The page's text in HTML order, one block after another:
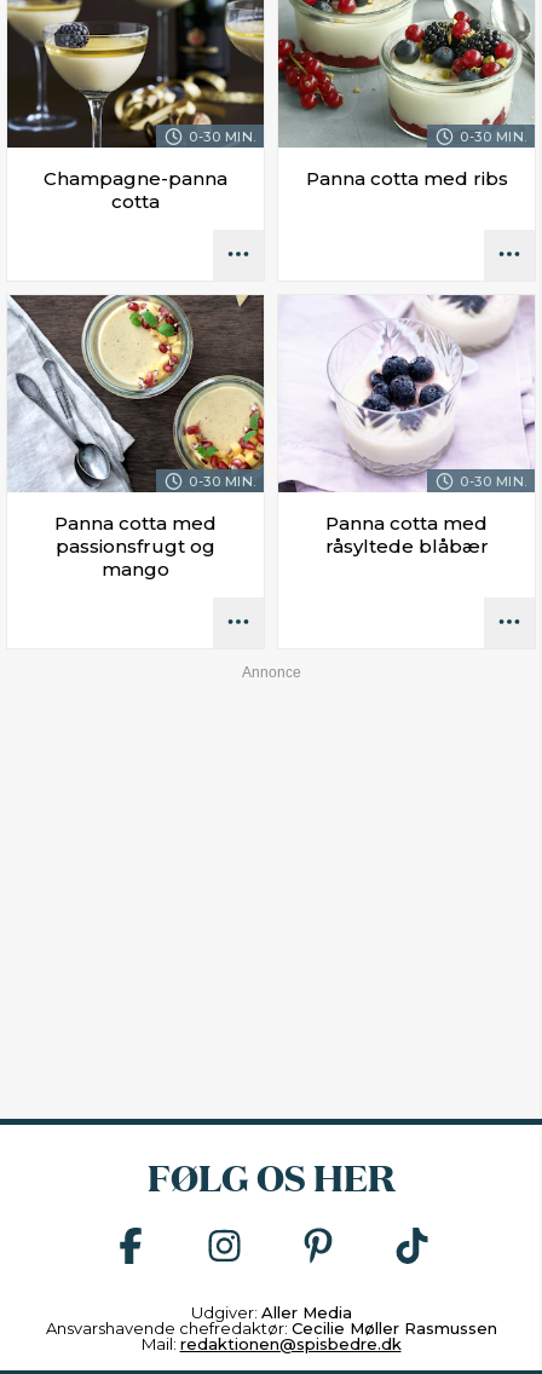
0-30 MIN.
Champagne-panna
cotta
0-30 MIN.
Panna cotta med ribs
0-30 MIN.
Panna cotta med
passionsfrugt og
mango
0-30 MIN.
Panna cotta med
råsyltede blåbær
FØLG OS HER
Udgiver: Aller Media
Ansvarshavende chefredaktør: Cecilie Møller Rasmussen
Mail: redaktionen@spisbedre.dk